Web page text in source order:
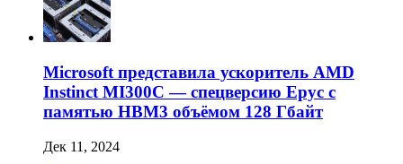
Microsoft представила ускоритель AMD
Instinct MI300C — спецверсию Epyc с
памятью HBM3 объёмом 128 Гбайт
Дек 11, 2024